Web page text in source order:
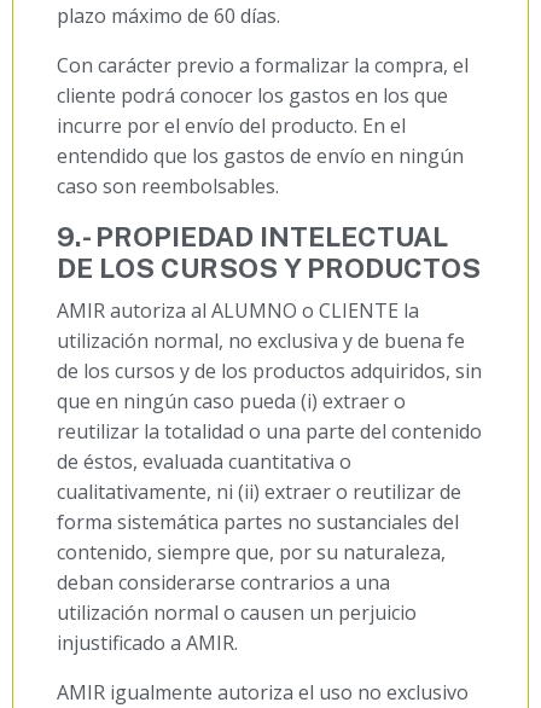
plazo máximo de 60 días.
Con carácter previo a formalizar la compra, el
cliente podrá conocer los gastos en los que
incurre por el envío del producto. En el
entendido que los gastos de envío en ningún
caso son reembolsables.
9.- PROPIEDAD INTELECTUAL
DE LOS CURSOS Y PRODUCTOS
AMIR autoriza al ALUMNO o CLIENTE la
utilización normal, no exclusiva y de buena fe
de los cursos y de los productos adquiridos, sin
que en ningún caso pueda (i) extraer o
reutilizar la totalidad o una parte del contenido
de éstos, evaluada cuantitativa o
cualitativamente, ni (ii) extraer o reutilizar de
forma sistemática partes no sustanciales del
contenido, siempre que, por su naturaleza,
deban considerarse contrarios a una
utilización normal o causen un perjuicio
injustificado a AMIR.
AMIR igualmente autoriza el uso no exclusivo